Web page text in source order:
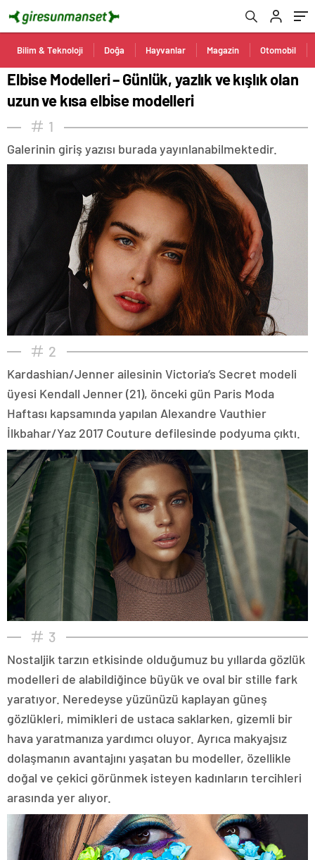
Bilim & Teknoloji Doğa Hayvanlar Magazin Otomobil
Elbise Modelleri – Günlük, yazlık ve kışlık olan
uzun ve kısa elbise modelleri
1
Galerinin giriş yazısı burada yayınlanabilmektedir.
2
Kardashian/Jenner ailesinin Victoria’s Secret modeli
üyesi Kendall Jenner (21), önceki gün Paris Moda
Haftası kapsamında yapılan Alexandre Vauthier
İlkbahar/Yaz 2017 Couture defilesinde podyuma çıktı.
3
Nostaljik tarzın etkisinde olduğumuz bu yıllarda gözlük
modelleri de alabildiğince büyük ve oval bir stille fark
yaratıyor. Neredeyse yüzünüzü kaplayan güneş
gözlükleri, mimikleri de ustaca saklarken, gizemli bir
hava yaratmanıza yardımcı oluyor. Ayrıca makyajsız
dolaşmanın avantajını yaşatan bu modeller, özellikle
doğal ve çekici görünmek isteyen kadınların tercihleri
arasında yer alıyor.